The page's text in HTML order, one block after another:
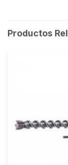
Productos